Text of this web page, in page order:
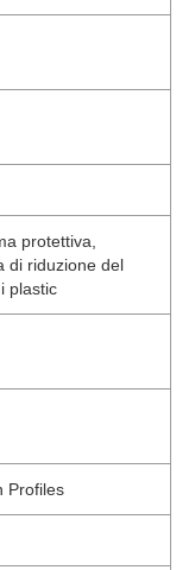
protettiva,
di riduzione del
plastic
Profiles